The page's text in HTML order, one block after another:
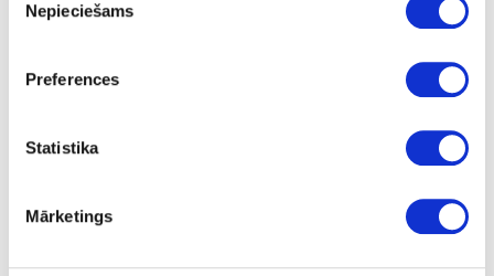
izvēle
Nepieciešams
Preferences
Statistika
Mārketings